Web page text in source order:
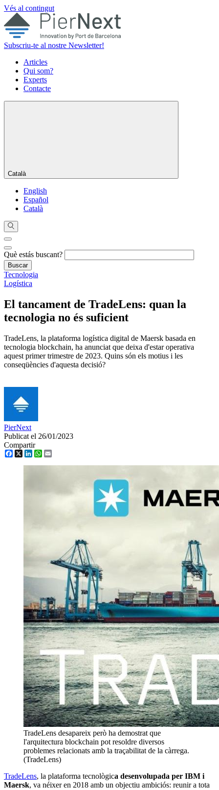
Vés al contingut
Subscriu-te al nostre Newsletter!
Articles
Qui som?
Experts
Contacte
Català
English
Español
Català
Què estás buscant?
Tecnologia
Logística
El tancament de TradeLens: quan la
tecnologia no és suficient
TradeLens, la plataforma logística digital de Maersk basada en
tecnologia blockchain, ha anunciat que deixa d'estar operativa
aquest primer trimestre de 2023. Quins són els motius i les
conseqüències d'aquesta decisió?
PierNext
Publicat el 26/01/2023
Compartir
Facebook
X LinkedInWhatsApp
TradeLens desapareix però ha demostrat que
l'arquitectura blockchain pot resoldre diversos
problemes relacionats amb la traçabilitat de la càrrega.
(TradeLens)
TradeLens, la plataforma tecnològica desenvolupada per IBM i
Maersk, va néixer en 2018 amb un objectiu ambiciós: reunir a tota